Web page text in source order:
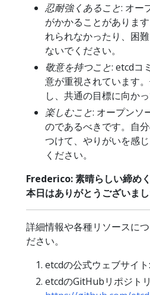
忍耐強くあること: オー
がかかることがありま
れられなかったり、困
ないでください。
敬意を持つこと: etcdコ
意が重視されています
し、共通の目標に向か
楽しむこと: オープンソ
のであるべきです。自
つけて、やりがいを感
ください。
Frederico: 素晴らしい締め
本日はありがとうございまし
詳細情報や各種リソースに
ださい。
etcdの公式ウェブサイト:
etcdのGitHubリポジト